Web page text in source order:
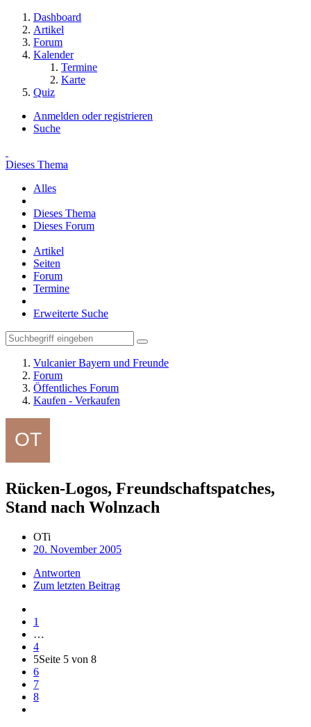
Dashboard
Artikel
Forum
Kalender
Termine
Karte
Quiz
Anmelden oder registrieren
Suche
Dieses Thema
Alles
Dieses Thema
Dieses Forum
Artikel
Seiten
Forum
Termine
Erweiterte Suche
Vulcanier Bayern und Freunde
Forum
Öffentliches Forum
Kaufen - Verkaufen
Rücken-Logos, Freundschaftspatches,
Stand nach Wolnzach
OTi
20. November 2005
Antworten
Zum letzten Beitrag
1
…
4
5Seite 5 von 8
6
7
8